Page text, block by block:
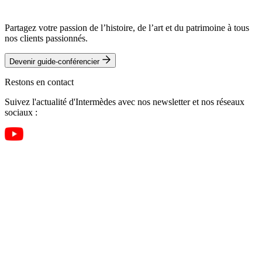
Partagez votre passion de l’histoire, de l’art et du patrimoine à tous
nos clients passionnés.
Devenir guide-conférencier
Restons en contact
Suivez l'actualité d'Intermèdes avec nos newsletter et nos réseaux
sociaux :